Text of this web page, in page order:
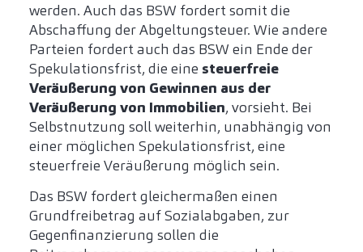
werden. Auch das BSW fordert somit die
Abschaffung der Abgeltungsteuer. Wie andere
Parteien fordert auch das BSW ein Ende der
Spekulationsfrist, die eine steuerfreie
Veräußerung von Gewinnen aus der
Veräußerung von Immobilien, vorsieht. Bei
Selbstnutzung soll weiterhin, unabhängig von
einer möglichen Spekulationsfrist, eine
steuerfreie Veräußerung möglich sein.
Das BSW fordert gleichermaßen einen
Grundfreibetrag auf Sozialabgaben, zur
Gegenfinanzierung sollen die